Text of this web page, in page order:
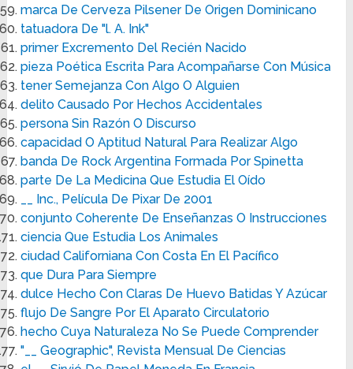
marca De Cerveza Pilsener De Origen Dominicano
tatuadora De "l. A. Ink"
primer Excremento Del Recién Nacido
pieza Poética Escrita Para Acompañarse Con Música
tener Semejanza Con Algo O Alguien
delito Causado Por Hechos Accidentales
persona Sin Razón O Discurso
capacidad O Aptitud Natural Para Realizar Algo
banda De Rock Argentina Formada Por Spinetta
parte De La Medicina Que Estudia El Oído
__ Inc., Película De Pixar De 2001
conjunto Coherente De Enseñanzas O Instrucciones
ciencia Que Estudia Los Animales
ciudad Californiana Con Costa En El Pacífico
que Dura Para Siempre
dulce Hecho Con Claras De Huevo Batidas Y Azúcar
flujo De Sangre Por El Aparato Circulatorio
hecho Cuya Naturaleza No Se Puede Comprender
"__ Geographic", Revista Mensual De Ciencias